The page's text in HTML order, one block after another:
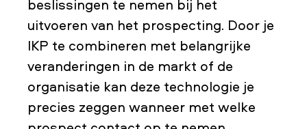
beslissingen te nemen bij het
uitvoeren van het prospecting. Door je
IKP te combineren met belangrijke
veranderingen in de markt of de
organisatie kan deze technologie je
precies zeggen wanneer met welke